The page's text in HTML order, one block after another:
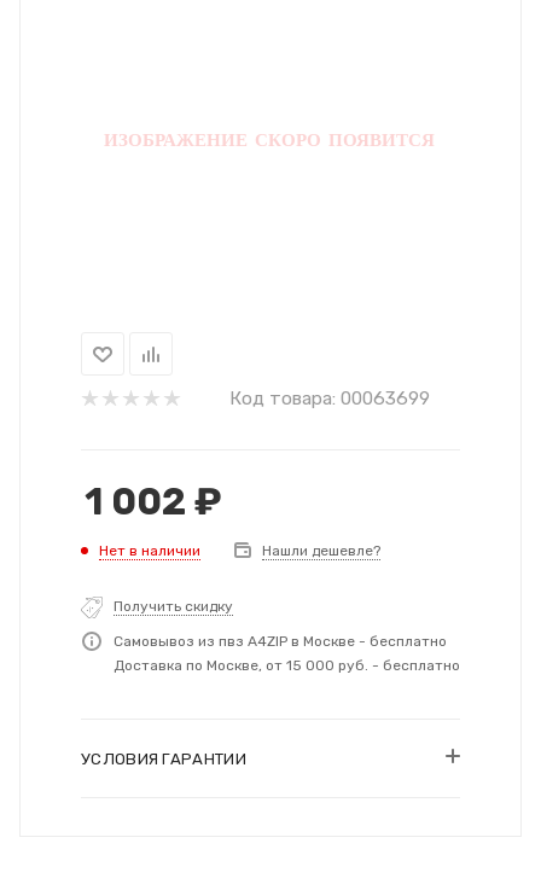
Код товара: 00063699
1 002 ₽
Нет в наличии Нашли дешевле?
Получить скидку
Самовывоз из пвз A4ZIP в Москве - бесплатно
Доставка по Москве, от 15 000 руб. - бесплатно
УСЛОВИЯ ГАРАНТИИ